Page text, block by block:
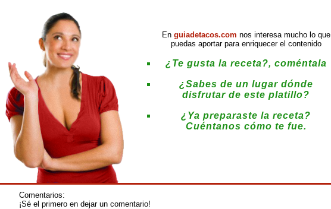
En guiadetacos.com nos interesa mucho lo que
puedas aportar para enriquecer el contenido
¿Te gusta la receta?, coméntala
¿Sabes de un lugar dónde
disfrutar de este platillo?
¿Ya preparaste la receta?
Cuéntanos cómo te fue.
Comentarios:
¡Sé el primero en dejar un comentario!